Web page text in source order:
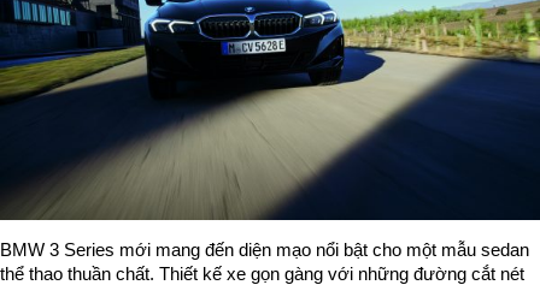
BMW 3 Series mới mang đến diện mạo nổi bật cho một mẫu sedan
thể thao thuần chất. Thiết kế xe gọn gàng với những đường cắt nét